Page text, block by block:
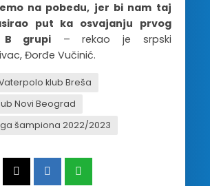
na pobedu, jer bi nam taj
put ka osvajanju prvog
grupi – rekao je srpski
Đorđe Vučinić.
klub Breša
Novi Beograd
šampiona 2022/2023